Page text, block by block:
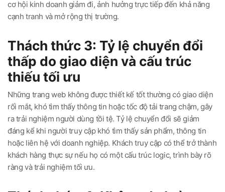
cơ hội kinh doanh giảm đi, ảnh hưởng trực tiếp đến khả năng
cạnh tranh và mở rộng thị trường.
Thách thức 3: Tỷ lệ chuyển đổi
thấp do giao diện và cấu trúc
thiếu tối ưu
Những trang web không được thiết kế tốt thường có giao diện
rối mắt, khó tìm thấy thông tin hoặc tốc độ tải trang chậm, gây
ra trải nghiệm người dùng tồi tệ. Tỷ lệ chuyển đổi sẽ giảm
đáng kể khi người truy cập khó tìm thấy sản phẩm, thông tin
hoặc liên hệ với doanh nghiệp. Khách truy cập có thể trở thành
khách hàng thực sự nếu họ có một cấu trúc logic, trình bày rõ
ràng và trải nghiệm tối ưu.